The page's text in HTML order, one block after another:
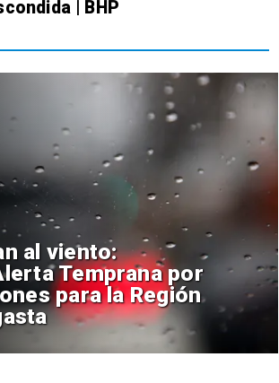
| BHP
al viento:
Temprana por
para la Región